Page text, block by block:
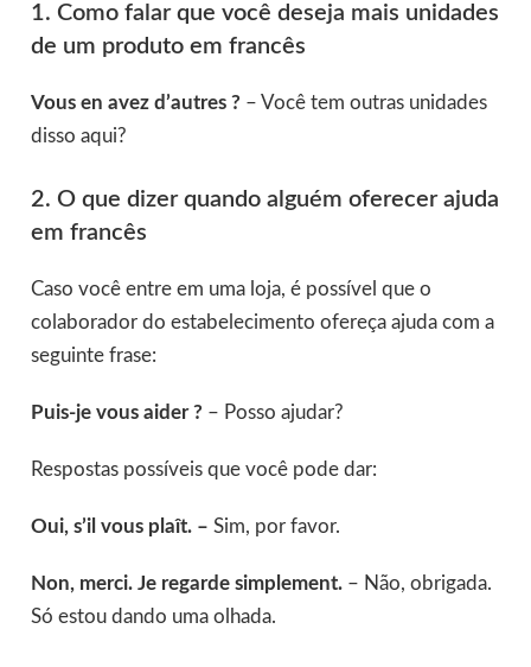
1. Como falar que você deseja mais unidades
de um produto em francês
Vous en avez d’autres ? – Você tem outras unidades
disso aqui?
2. O que dizer quando alguém oferecer ajuda
em francês
Caso você entre em uma loja, é possível que o
colaborador do estabelecimento ofereça ajuda com a
seguinte frase:
Puis-je vous aider ? – Posso ajudar?
Respostas possíveis que você pode dar:
Oui, s’il vous plaît. – Sim, por favor.
Non, merci. Je regarde simplement.– Não, obrigada.
Só estou dando uma olhada.